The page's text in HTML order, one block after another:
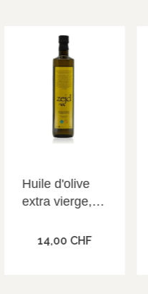
APERÇU RAPIDE
Huile d'olive
extra vierge,
14,00 CHF
Ajouter au panier